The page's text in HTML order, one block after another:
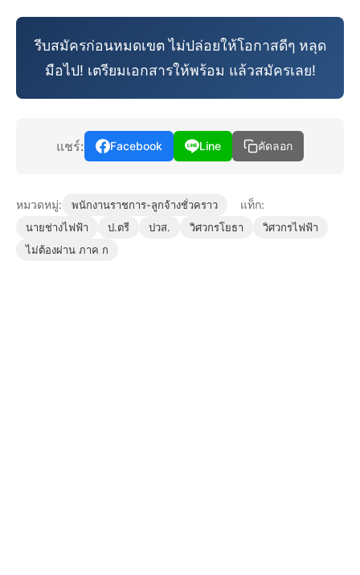
รีบสมัครก่อนหมดเขต ไม่ปล่อยให้โอกาสดีๆ หลุด
มือไป! เตรียมเอกสารให้พร้อม แล้วสมัครเลย!
แชร์: Facebook Line คัดลอก
หมวดหมู่: พนักงานราชการ-ลูกจ้างชั่วคราว แท็ก:
นายช่างไฟฟ้า ป.ตรี ปวส. วิศวกรโยธา
วิศวกรไฟฟ้า
ไม่ต้องผ่าน ภาค ก